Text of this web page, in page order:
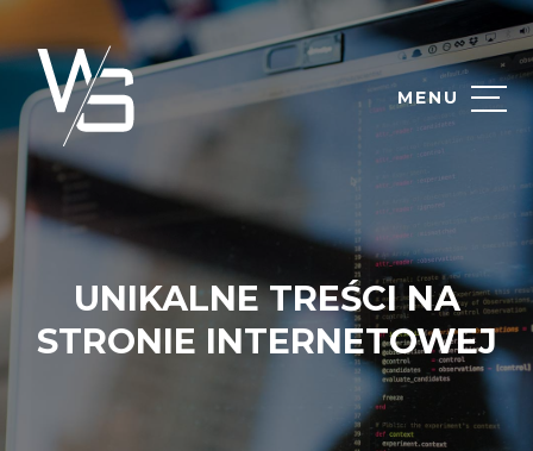
MENU
UNIKALNE TREŚCI NA
STRONIE INTERNETOWEJ